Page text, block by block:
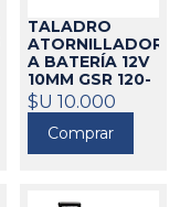
TALADRO
ATORNILLADOR
A BATERÍA 12V
10MM GSR 120-
LI BOSCH21434
$U 10.000
Comprar